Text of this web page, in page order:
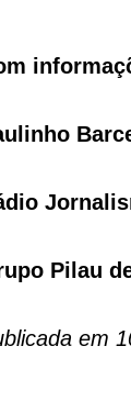
Pilau
em